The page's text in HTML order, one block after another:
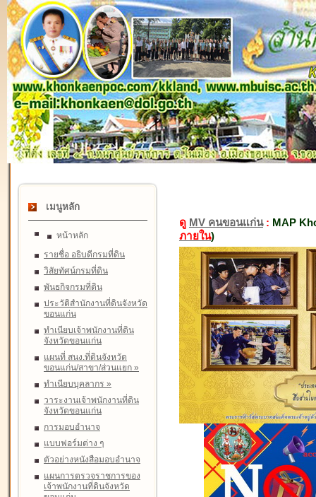
เมนูหลัก
หน้าหลัก
รายชื่อ อธิบดีกรมที่ดิน
วิสัยทัศน์กรมที่ดิน
พันธกิจกรมที่ดิน
ประวัติสำนักงานที่ดินจังหวัด
ขอนแก่น
ทำเนียบเจ้าพนักงานที่ดิน
จังหวัดขอนแก่น
แผนที่ สนง.ที่ดินจังหวัด
ขอนแก่น/สาขา/ส่วนแยก »
ทำเนียบบุคลากร »
วาระงานเจ้าพนักงานที่ดิน
จังหวัดขอนแก่น
การมอบอำนาจ
แบบฟอร์มต่าง ๆ
ตัวอย่างหนังสือมอบอำนาจ
แผนการตรวจราชการของ
เจ้าพนักงานที่ดินจังหวัด
ดู MV คนขอนแก่น: MAP
ภายใน)